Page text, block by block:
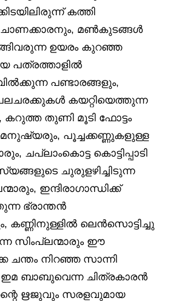
കത്തി
ചാണക്കാരനും, മൺകുടങ്ങൾ
ഉയരം കുറഞ്ഞ
പത്രത്താളിൽ
വിൽക്കുന്ന പണ്ടാരങ്ങളും,
കയറ്റിയെത്തുന്ന
കറുത്ത തുണി മൂടി ഫോട്ടം
പൂച്ചക്കണ്ണുകളുള്ള
ചപ്ലാംകൊട്ട കൊട്ടിപ്പാടി
ചുരുളഴിച്ചിടുന്ന
ഇന്ദിരാഗാന്ധിക്ക്
ഭ്രാന്തൻ
കണ്ണിനുള്ളിൽ ലെൻസൊട്ടിച്ചു
സിംപ്ലന്മാരും ഈ
ചന്തം നിറഞ്ഞ സാന്നി
ബാബുവെന്ന ചിത്രകാരൻ
ഋജുവും സരളവുമായ